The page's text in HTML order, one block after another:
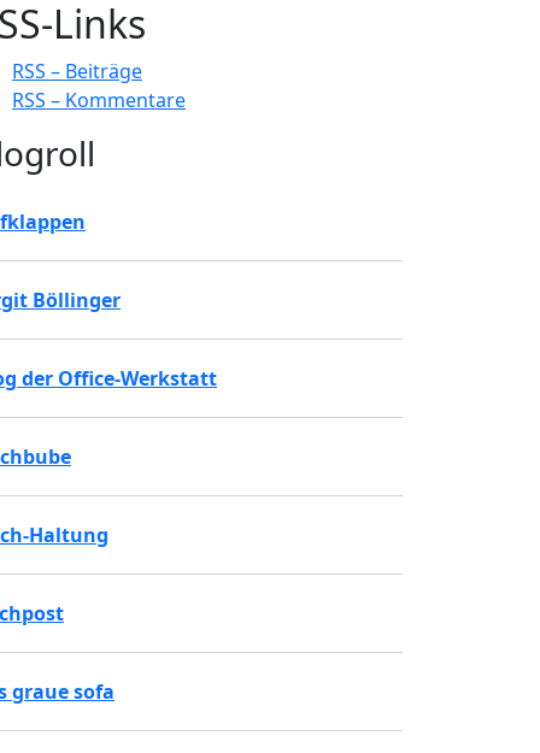
Links
RSS – Beiträge
RSS – Kommentare
Böllinger
der Office-Werkstatt
Haltung
graue sofa